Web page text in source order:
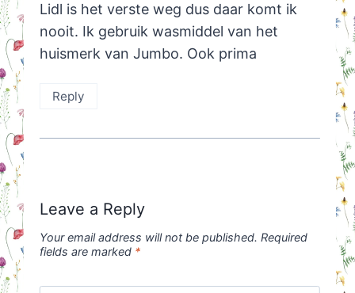
Lidl is het verste weg dus daar komt ik
nooit. Ik gebruik wasmiddel van het
huismerk van Jumbo. Ook prima
Reply
Leave a Reply
Your email address will not be published. Required
fields are marked *